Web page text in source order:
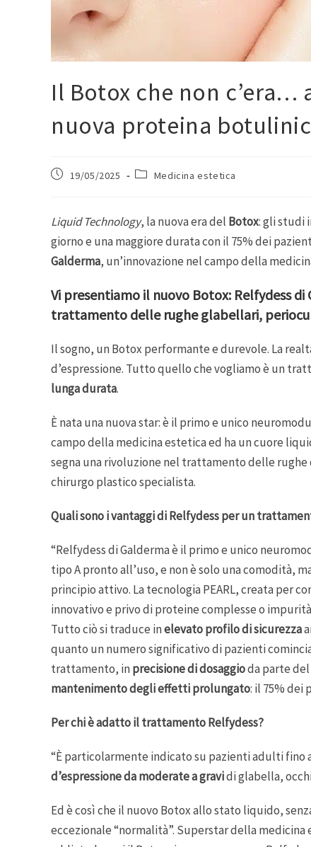
Il Botox che non c’era…
nuova proteina
19/05/2025 Medicina estetica
Liquid Technology, la nuova era del Botox: gli studi
giorno e una maggiore durata con il 75% dei
Galderma, un’innovazione nel campo della
Vi presentiamo il nuovo Botox: Relfydess
trattamento delle rughe glabellari,
Il sogno, un Botox performante e durevole. La
d’espressione. Tutto quello che vogliamo è un
lunga durata.
È nata una nuova star: è il primo e unico
campo della medicina estetica ed ha un cuore
segna una rivoluzione nel trattamento delle rughe
chirurgo plastico specialista.
Quali sono i vantaggi di Relfydess per un
“Relfydess di Galderma è il primo e unico
tipo A pronto all’uso, e non è solo una comodità,
principio attivo. La tecnologia PEARL, creata per
innovativo e privo di proteine complesse o
Tutto ciò si traduce inelevato profilo di sicurezza
quanto un numero significativo di pazienti
trattamento, inprecisione di dosaggioda parte
mantenimento degli effetti prolungato: il 75% dei
Per chi è adatto il trattamento Relfydess?
“È particolarmente indicato su pazienti adulti fino
d’espressione da moderate a gravidi glabella,
Ed è così che il nuovo Botox allo stato liquido,
eccezionale “normalità”. Superstar della